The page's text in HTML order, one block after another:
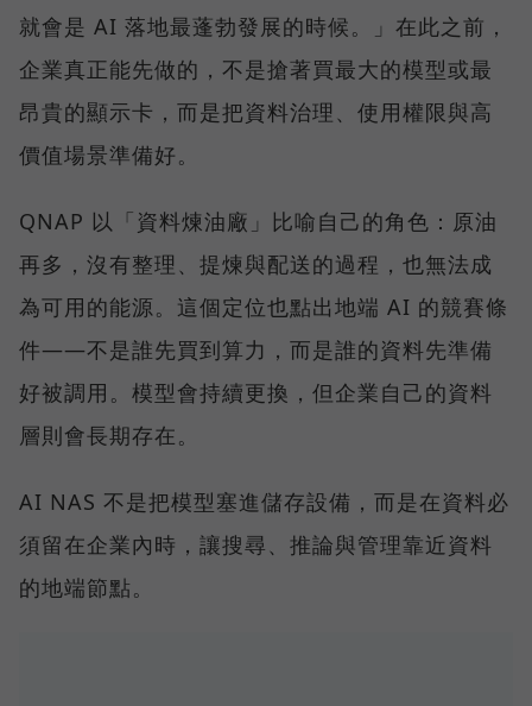
就會是 AI 落地最蓬勃發展的時候。」在此之前，
企業真正能先做的，不是搶著買最大的模型或最
昂貴的顯示卡，而是把資料治理、使用權限與高
價值場景準備好。
QNAP 以「資料煉油廠」比喻自己的角色：原油
再多，沒有整理、提煉與配送的過程，也無法成
為可用的能源。這個定位也點出地端 AI 的競賽條
件——不是誰先買到算力，而是誰的資料先準備
好被調用。模型會持續更換，但企業自己的資料
層則會長期存在。
AI NAS 不是把模型塞進儲存設備，而是在資料必
須留在企業內時，讓搜尋、推論與管理靠近資料
的地端節點。